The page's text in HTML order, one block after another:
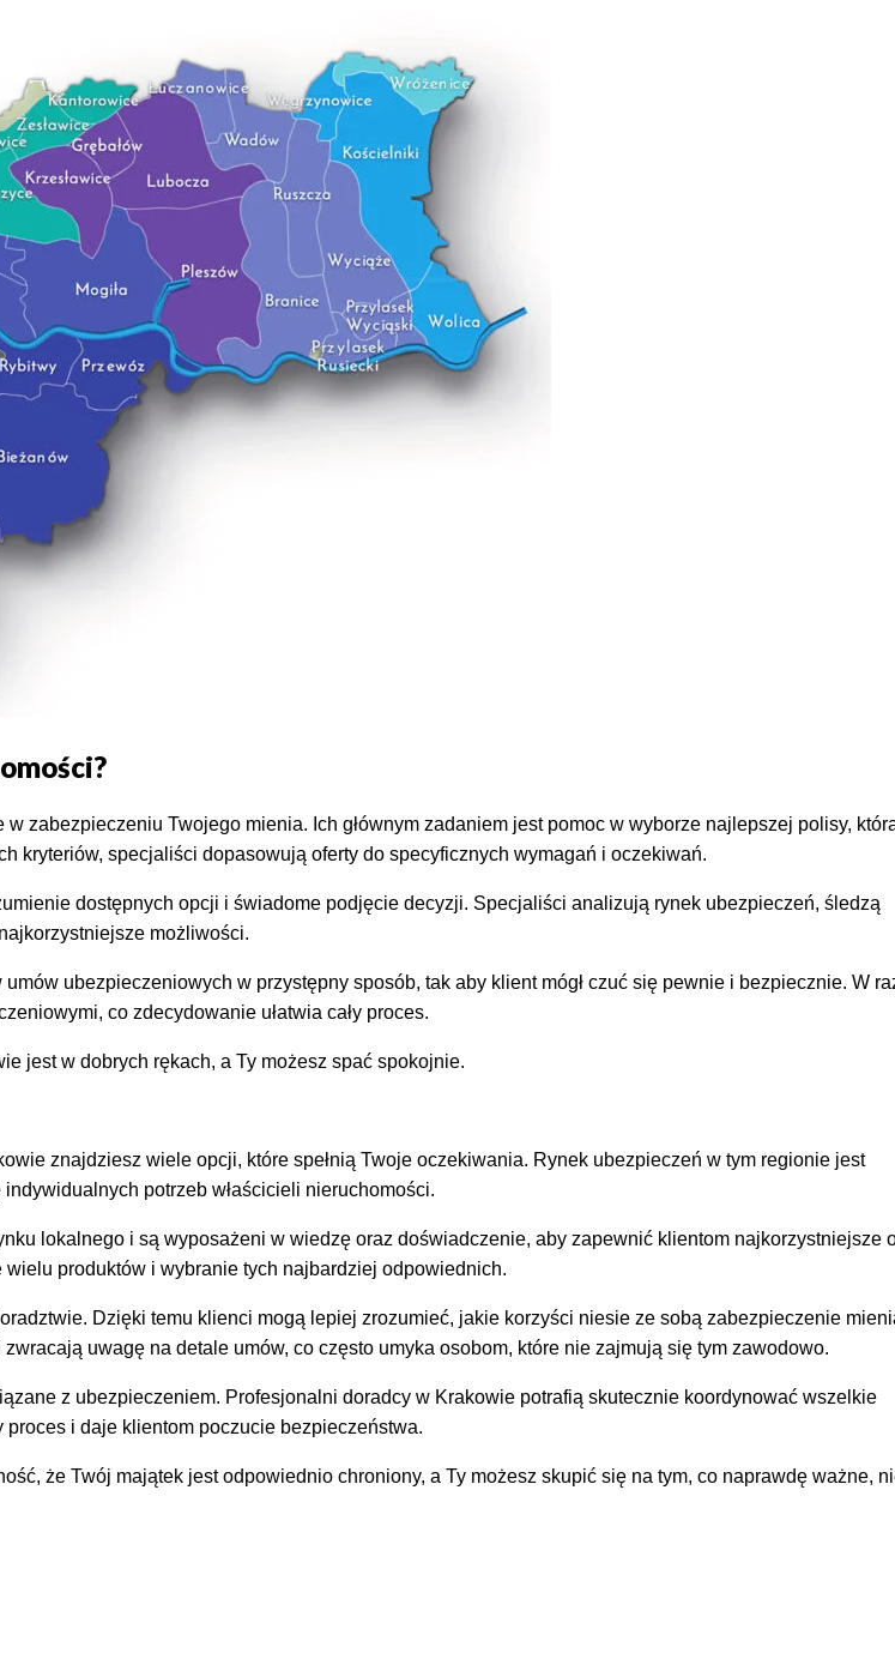
zabezpieczeniu Twojego mienia. Ich głównym zadaniem jest pomoc w wyborze najlepszej polisy,
specjaliści dopasowują oferty do specyficznych wymagań i oczekiwań.
dostępnych opcji i świadome podjęcie decyzji. Specjaliści analizują rynek ubezpieczeń, śledzą
możliwości.
ubezpieczeniowych w przystępny sposób, tak aby klient mógł czuć się pewnie i bezpiecznie. W
co zdecydowanie ułatwia cały proces.
jest w dobrych rękach, a Ty możesz spać spokojnie.
znajdziesz wiele opcji, które spełnią Twoje oczekiwania. Rynek ubezpieczeń w tym regionie jest
potrzeb właścicieli nieruchomości.
lokalnego i są wyposażeni w wiedzę oraz doświadczenie, aby zapewnić klientom najkorzystniejsze
produktów i wybranie tych najbardziej odpowiednich.
Dzięki temu klienci mogą lepiej zrozumieć, jakie korzyści niesie ze sobą zabezpieczenie
uwagę na detale umów, co często umyka osobom, które nie zajmują się tym zawodowo.
z ubezpieczeniem. Profesjonalni doradcy w Krakowie potrafią skutecznie koordynować wszelkie
i daje klientom poczucie bezpieczeństwa.
że Twój majątek jest odpowiednio chroniony, a Ty możesz skupić się na tym, co naprawdę ważne,